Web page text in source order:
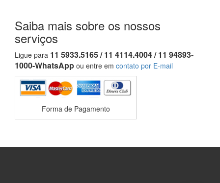
Saiba mais sobre os nossos
serviços
Ligue para 11 5933.5165 / 11 4114.4004 / 11 94893-
1000-WhatsApp ou entre em contato por E-mail
Forma de Pagamento